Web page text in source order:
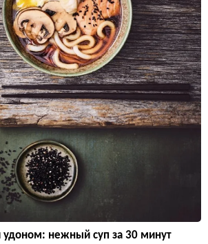
удоном: нежный суп за 30 минут